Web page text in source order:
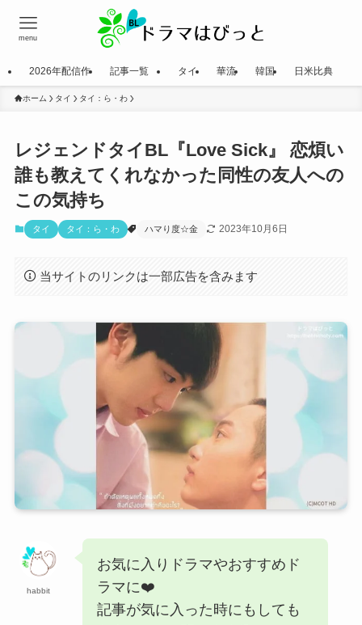
menu
2026年配信作 記事一覧 タイ 華流 韓国 日米比典
ホーム タイ タイ：ら・わ
レジェンドタイBL『Love Sick』 恋煩い
誰も教えてくれなかった同性の友人への
この気持ち
タイ タイ：ら・わ ハマり度☆金 2023年10月6日
当サイトのリンクは一部広告を含みます
habbit
お気に入りドラマやおすすめド
ラマに❤️
記事が気に入った時にもしても